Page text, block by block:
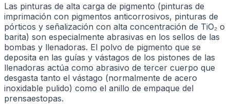
Las pinturas de alta carga de pigmento (pinturas de
imprimación con pigmentos anticorrosivos, pinturas de
pórticos y señalización con alta concentración de TiO₂ o
barita) son especialmente abrasivas en los sellos de las
bombas y llenadoras. El polvo de pigmento que se
deposita en las guías y vástagos de los pistones de las
llenadoras actúa como abrasivo de tercer cuerpo que
desgasta tanto el vástago (normalmente de acero
inoxidable pulido) como el anillo de empaque del
prensaestopas.